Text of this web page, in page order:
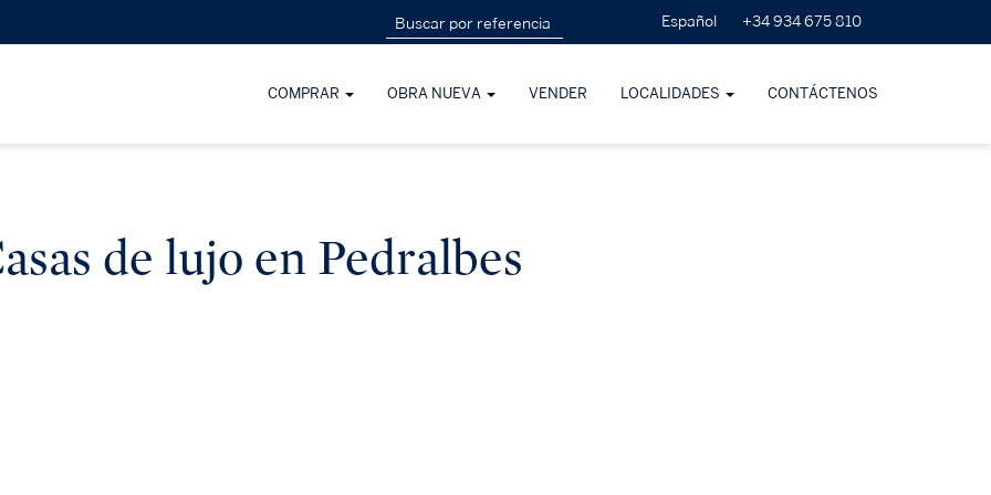
Español +34 934 675 810
COMPRAR OBRA NUEVA VENDER LOCALIDADES CONTÁCTENOS
de lujo en Pedralbes